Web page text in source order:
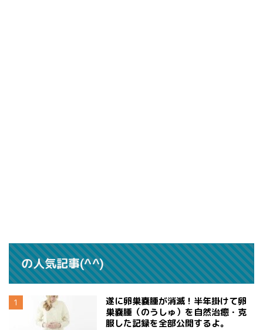
の人気記事(^^)
遂に卵巣嚢腫が消滅！半年掛けて卵
巣嚢腫（のうしゅ）を自然治癒・克
服した記録を全部公開するよ。